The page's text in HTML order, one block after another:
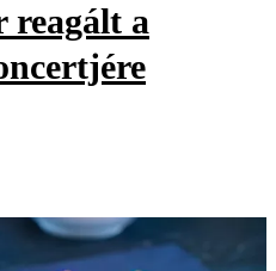
reagált a